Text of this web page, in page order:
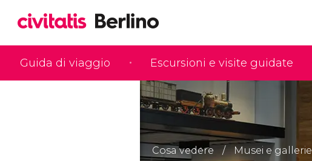
Guida di viaggio Escursioni e visite guidate
Cosa vedere Musei e gallerie